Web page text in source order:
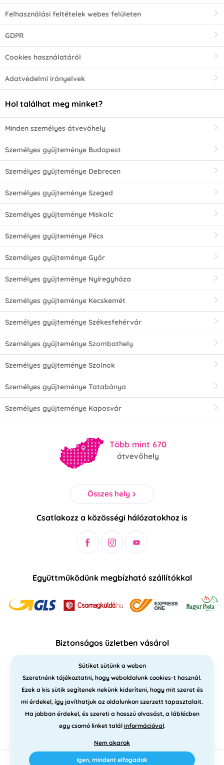
Felhasználási feltételek webes felületen
GDPR
Cookies használatáról
Adatvédelmi irányelvek
Hol találhat meg minket?
Minden személyes átvevőhely
Személyes gyűjteménye Budapest
Személyes gyűjteménye Debrecen
Személyes gyűjteménye Szeged
Személyes gyűjteménye Miskolc
Személyes gyűjteménye Pécs
Személyes gyűjteménye Győr
Személyes gyűjteménye Nyíregyháza
Személyes gyűjteménye Kecskemét
Személyes gyűjteménye Székesfehérvár
Személyes gyűjteménye Szombathely
Személyes gyűjteménye Szolnok
Személyes gyűjteménye Tatabánya
Személyes gyűjteménye Kaposvár
Több mint 670
átvevőhely
Összes hely
Csatlakozz a közösségi hálózatokhoz is
Együttműködünk megbízható szállítókkal
Biztonságos üzletben vásárol
2010 - 2026 © PNM International Kft. • technikai választék Simplia
Sütiket sütünk a weben
Szeretnénk tájékoztatni, hogy weboldalunk cookies-t használ.
Ezek a kis sütik segítenek nekünk kideríteni, hogy mit szeret és
mi érdekel, így javíthatjuk az oldalunkon szerzett tapasztalait.
Ha jobban érdekel, és szereti a hosszú olvasást, a láblécben
egy csomó linket talál információval.
Nem akarok
Igen, mindent elfogadok